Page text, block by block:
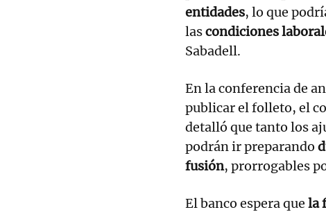
entidades, lo que
lascondiciones
Sabadell.
En la conferencia de
publicar el folleto, el
detalló que tanto los
podrán ir preparando
fusión, prorrogables
El banco espera que la